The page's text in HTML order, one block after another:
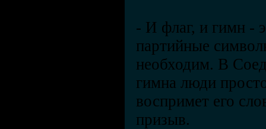
- И флаг, и гимн -
партийные
необходим. В
гимна люди
воспримет его
призыв.